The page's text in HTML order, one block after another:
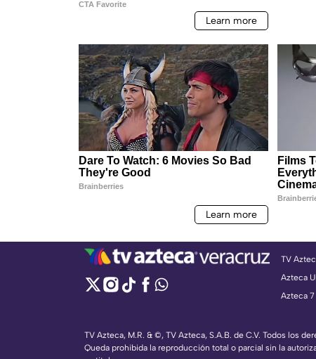
TV
Azteca
Azteca 7
TV Azteca, M.R. & ©, TV Azteca, S.A.B. de C.V. Todos los
Queda prohibida la reproducción total o parcial sin la